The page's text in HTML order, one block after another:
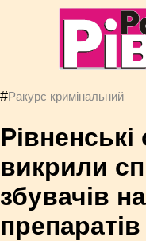
#Ракурс кримінальний
викрили
збувачів
препаратів